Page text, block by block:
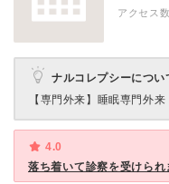
アクセス
ナルコレプシーについ
【専門外来】 睡眠専門外来
4.0
落ち着いて診察を受けられ